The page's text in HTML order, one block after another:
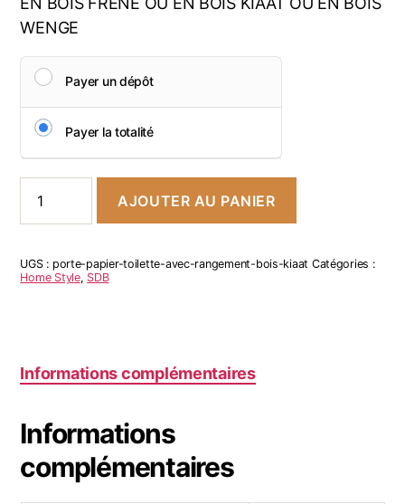
WENGE
Payer un dépôt
Payer la totalité
AJOUTER AU PANIER
UGS : porte-papier-toilette-avec-rangement-bois-kiaat Catégories :
Home Style, SDB
Informations complémentaires
Informations
complémentaires